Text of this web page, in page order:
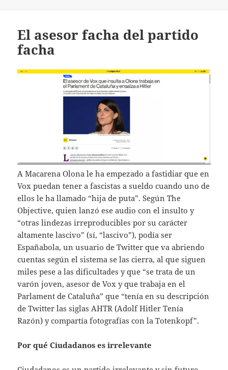
El asesor facha del partido
facha
A Macarena Olona le ha empezado a fastidiar que en
Vox puedan tener a fascistas a sueldo cuando uno de
ellos le ha llamado “hija de puta”. Según The
Objective, quien lanzó ese audio con el insulto y
“otras lindezas irreproducibles por su carácter
altamente lascivo” (sí, “lascivo”), podía ser
Españabola, un usuario de Twitter que va abriendo
cuentas según el sistema se las cierra, al que siguen
miles pese a las dificultades y que “se trata de un
varón joven, asesor de Vox y que trabaja en el
Parlament de Cataluña” que “tenía en su descripción
de Twitter las siglas AHTR (Adolf Hitler Tenía
Razón) y compartía fotografías con la Totenkopf”.
Por qué Ciudadanos es irrelevante